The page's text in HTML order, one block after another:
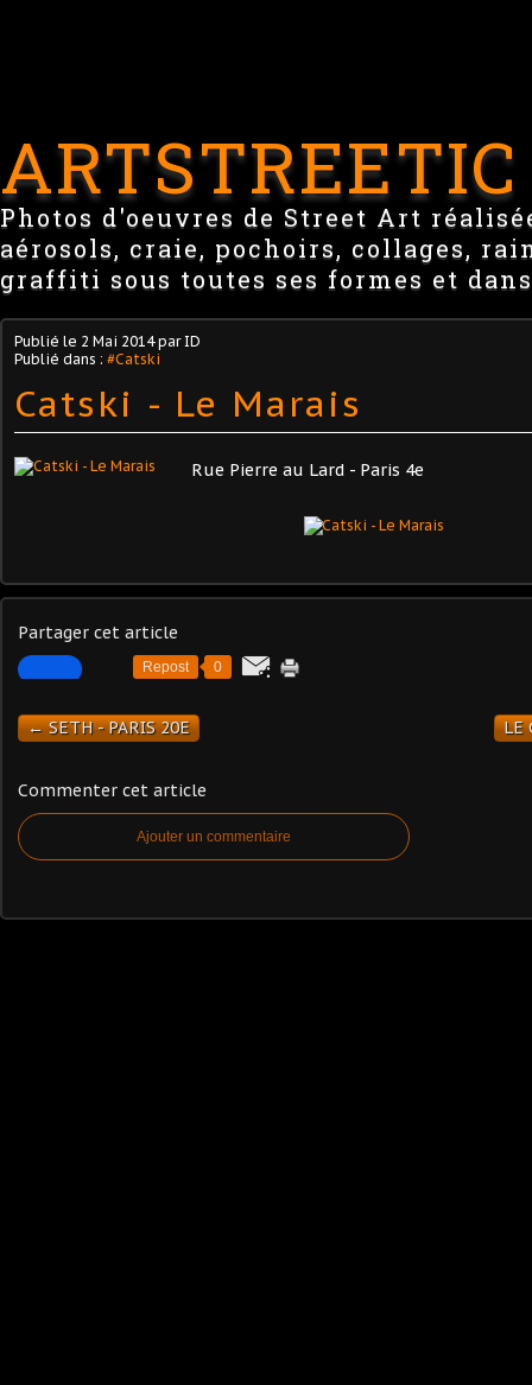
ARTSTREETIC
Photos d'oeuvres de Street Art
aérosols, craie, pochoirs, collages,
graffiti sous toutes ses formes et
Publié le 2 Mai 2014par ID
Publié dans : #Catski
Catski - Le Marais
Rue Pierre au Lard - Paris 4e
Partager cet article
Repost 0
← SETH - PARIS 20E LE
Commenter cet article
Ajouter un commentaire